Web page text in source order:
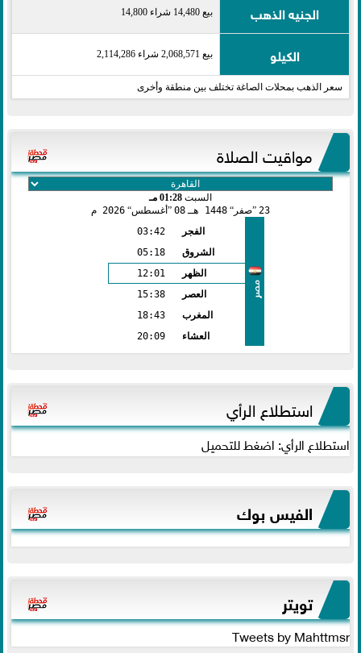
الجنيه الذهب بيع 14,480 شراء 14,800
الكيلو بيع 2,068,571 شراء 2,114,286
سعر الذهب بمحلات الصاغة تختلف بين منطقة وأخرى
مواقيت الصلاة
السبت 01:28 مـ
23
صفر 1448 هـ 08 أغسطس 2026 م
مصر
الفجر
03:42
الشروق
05:18
الظهر
12:01
العصر
15:38
المغرب
18:43
العشاء
20:09
استطلاع الرأي
استطلاع الرأي: اضغط للتحميل
الفيس بوك
تويتر
Tweets by Mahttmsr